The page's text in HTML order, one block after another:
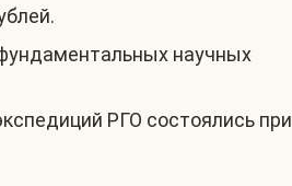
научных
РГО состоялись при